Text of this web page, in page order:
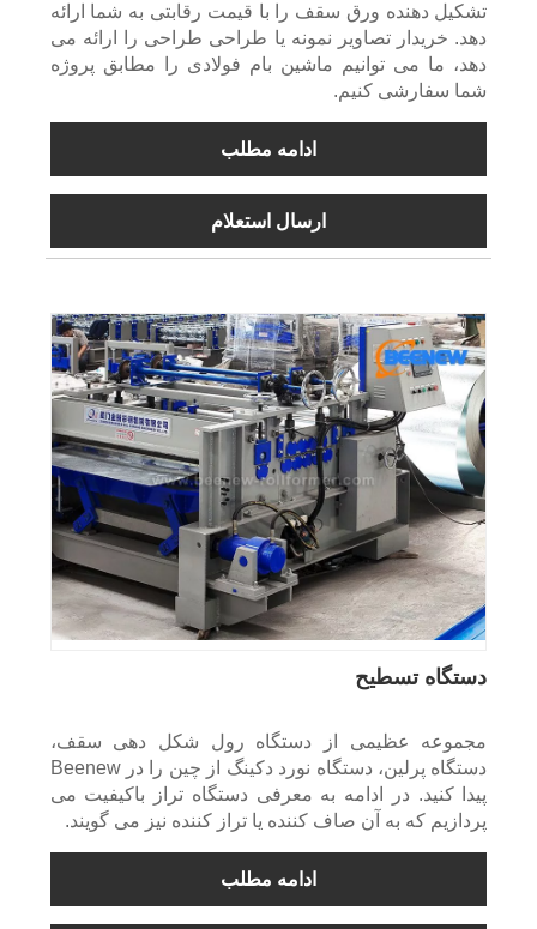
تشکیل دهنده ورق سقف را با قیمت رقابتی به شما ارائه
دهد. خریدار تصاویر نمونه یا طراحی طراحی را ارائه می
دهد، ما می توانیم ماشین بام فولادی را مطابق پروژه
شما سفارشی کنیم.
ادامه مطلب
ارسال استعلام
دستگاه تسطیح
مجموعه عظیمی از دستگاه رول شکل دهی سقف،
دستگاه پرلین، دستگاه نورد دکینگ از چین را در Beenew
پیدا کنید. در ادامه به معرفی دستگاه تراز باکیفیت می
پردازیم که به آن صاف کننده یا تراز کننده نیز می گویند.
ادامه مطلب